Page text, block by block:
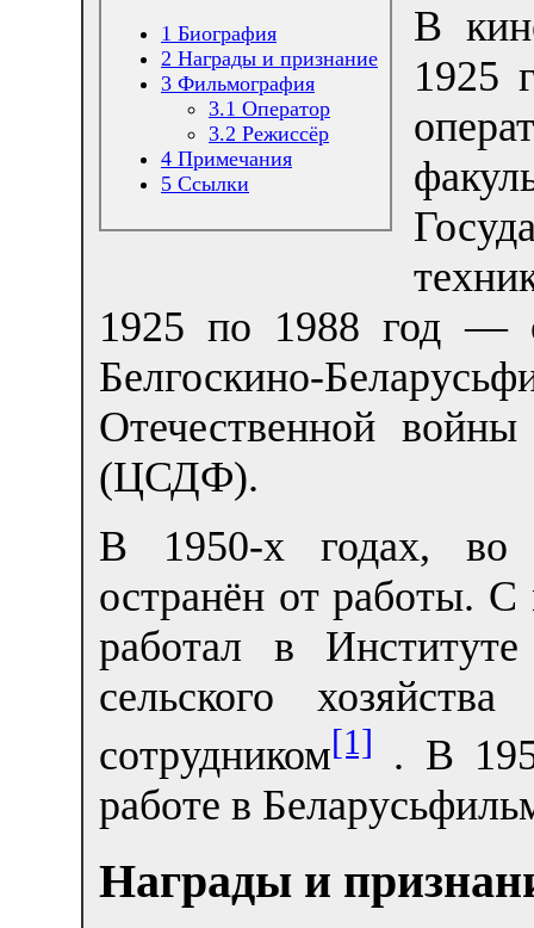
1 Биография
2 Награды и признание
3 Фильмография
3.1 Оператор
3.2 Режиссёр
4 Примечания
5 Ссылки
В
1925
1925 по 1988 год —
Белгоскино-
Отечественной
(ЦСДФ).
В 1950-х годах, во
остранён от работы. С
работал в
сельского
сотрудником[1]
. В
работе в
Награды и